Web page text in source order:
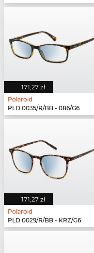
171,27 zł
Polaroid
PLD 0035/R/BB - 086/G6
171,27 zł
Polaroid
PLD 0029/R/BB - KRZ/G6